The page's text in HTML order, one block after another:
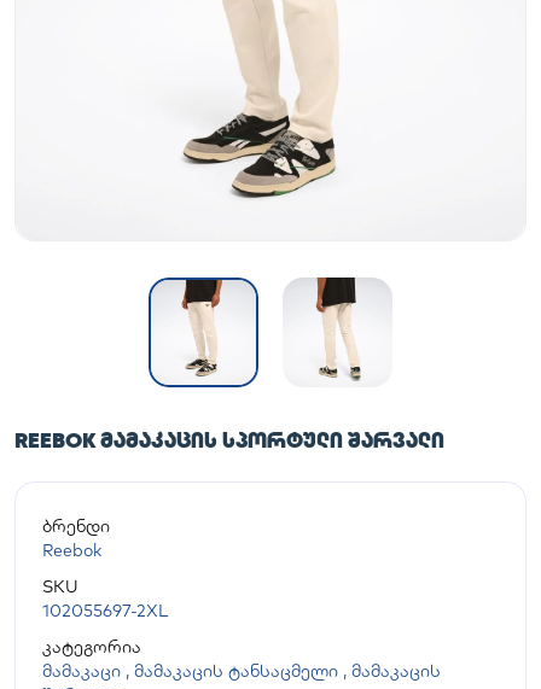
REEBOK ᲛᲐᲛᲐᲙᲐᲪᲘᲡ ᲡᲞᲝᲠᲢᲣᲚᲘ ᲨᲐᲠᲕᲐᲚᲘ
ბრენდი
Reebok
SKU
102055697-2XL
კატეგორია
მამაკაცი , მამაკაცის ტანსაცმელი , მამაკაცის